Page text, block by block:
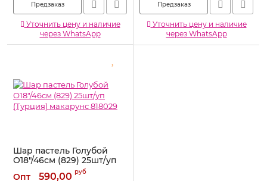
Предзаказ
Уточнить цену и наличие
через WhatsApp
Предзаказ
Уточнить цену и наличие
через WhatsApp
Шар пастель Голубой
О18"/46см (829) 25шт/уп
(Турция) макарунс
Опт 590,00 руб